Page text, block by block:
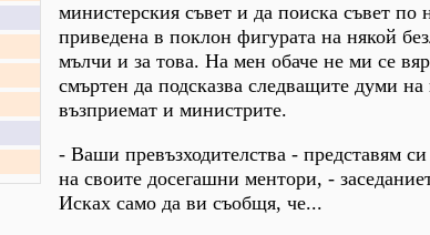
министерския съвет и да поиска съвет
приведена в поклон фигурата на някой
мълчи и за това. На мен обаче не ми се
смъртен да подсказва следващите думи
възприемат и министрите.
- Ваши превъзходителства - представям
на своите досегашни ментори, -
Исках само да ви съобщя, че...